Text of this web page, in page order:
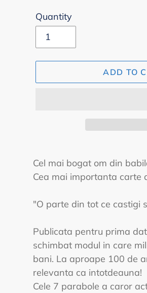
Quantity
ADD TO
product
to
cart
Cel mai bogat om din
Cea mai importanta carte
"O parte din tot ce castigi
Publicata pentru prima
schimbat modul in care
bani. La aproape 100 de
relevanta ca intotdeauna!
Cele 7 parabole a caror